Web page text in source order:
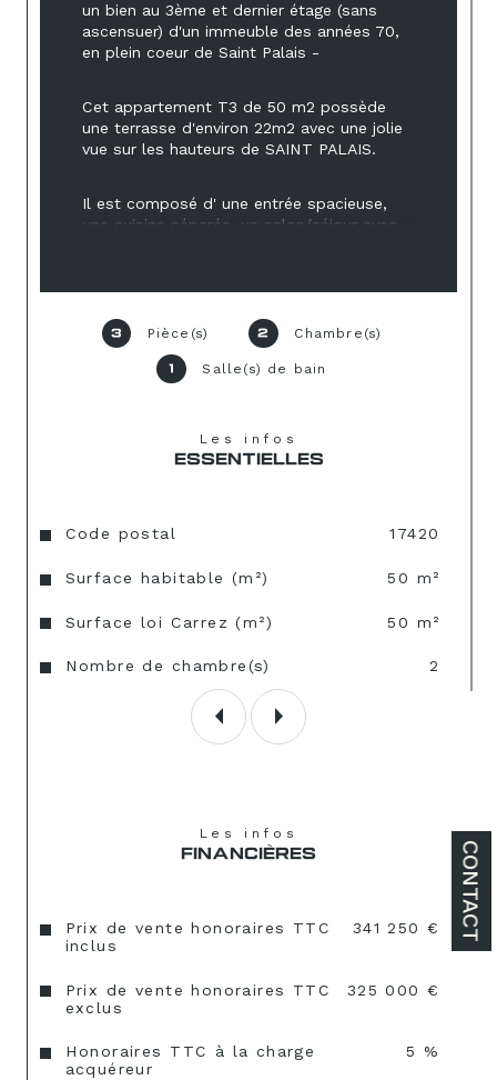
CONTACT
3 Pièce(s) 2 Chambre(s)
1 Salle(s) de bain
Les infos
ESSENTIELLES
Caractéristiques Valeurs
Code postal 17420
Surface habitable (m²) 50 m²
Surface loi Carrez (m²) 50 m²
Nombre de chambre(s) 2
un bien au 3ème et dernier étage (sans
ascensuer) d'un immeuble des années 70,
en plein coeur de Saint Palais -
Cet appartement T3 de 50 m2 possède
une terrasse d'environ 22m2 avec une jolie
vue sur les hauteurs de SAINT PALAIS.
Il est composé d' une entrée spacieuse,
une cuisine séparée, un salon/séjour avec
placard) avec une échapée sur la réputée
indépendant.
Ainsi qu'une cave.
Historique :Travaux en 2020/2021
ravalement et étanchéité
Les infos
FINANCIÈRES
Prix de vente honoraires TTC
inclus
341 250 €
Prix de vente honoraires TTC
exclus
325 000 €
Honoraires TTC à la charge
acquéreur
5 %